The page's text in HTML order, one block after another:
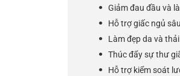
Giảm đau đầu và
Hỗ trợ giấc ngủ
Làm đẹp da và
Thúc đẩy sự thư
Hỗ trợ kiểm soát